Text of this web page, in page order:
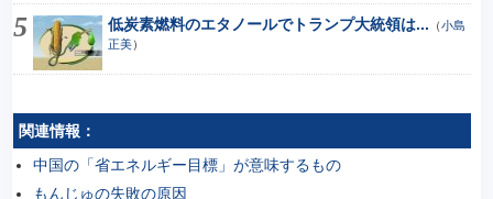
低炭素燃料のエタノールでトランプ大統領は... （小島
正美）
関連情報：
中国の「省エネルギー目標」が意味するもの
もんじゅの失敗の原因